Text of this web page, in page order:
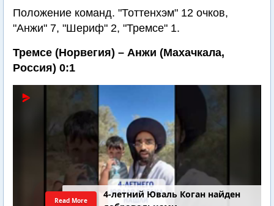
Положение команд. "Тоттенхэм" 12 очков,
"Анжи" 7, "Шериф" 2, "Тремсе" 1.
Тремсе (Норвегия) – Анжи (Махачкала,
Россия) 0:1
4-летний Юваль Коган найден
Read More